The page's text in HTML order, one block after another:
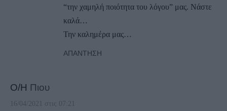
“την χαμηλή ποιότητα του λόγου” μας. Νάστε
καλά…
Την καλημέρα μας…
ΑΠΆΝΤΗΣΗ
Ο/Η Πιου
16/04/2021 στις 07:21